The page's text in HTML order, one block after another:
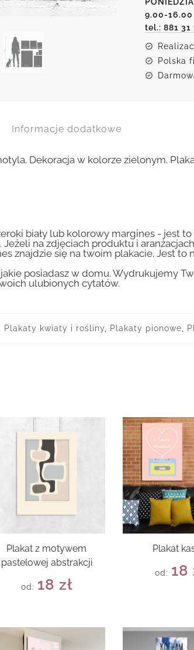
róży
9.00-16.00
tel.: 881 31
Polska
Informacje dodatkowe
Dekoracja w kolorze zielonym.
biały lub kolorowy margines - jest
na zdjęciach produktu i
znajdzie się na twoim plakacie. Jest to
posiadasz w domu. Wydrukujemy
ulubionych cytatów.
Plakaty kwiaty i rośliny Plakaty pionowe
Plakat z motywem
pastelowej abstrakcji
od: 18 zł
Plakat
od: 18